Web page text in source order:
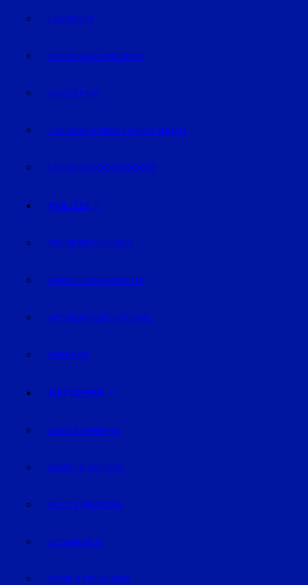
LANDSHUT
LANDKREIS LANDSHUT
DINGOLFING
LANDKREIS DINGOLFING-LANDAU
LANDKREIS DEGGENDORF
POLIZEI
POLIZEIMELDUNGEN
FAHNDUNG/VERMISSTE
AUS DEM GERICHTSSAAL
VERKEHR
RATGEBER
AUTO & VERKEHR
BAUEN & WOHNEN
GELD & FINANZEN
GESUNDHEIT
REISE & ERHOLUNG